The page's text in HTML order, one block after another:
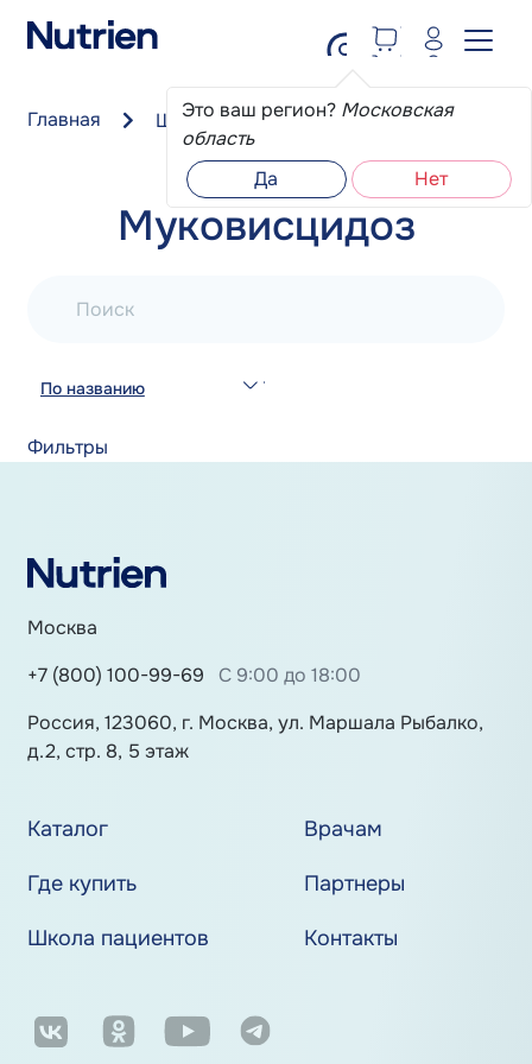
Это ваш регион? Московская
область
Да
Нет
Главная Школа пациента Муковисцидоз
Муковисцидоз
Поиск
По названию
Фильтры
Москва
+7 (800) 100-99-69
С 9:00 до 18:00
Россия, 123060, г. Москва, ул. Маршала Рыбалко,
д.2, стр. 8, 5 этаж
Каталог
Врачам
Где купить
Партнеры
Школа пациентов
Контакты